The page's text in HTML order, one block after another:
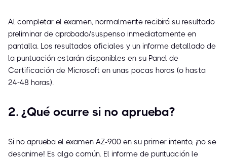
Al completar el examen, normalmente recibirá su resultado
preliminar de aprobado/suspenso inmediatamente en
pantalla. Los resultados oficiales y un informe detallado de
la puntuación estarán disponibles en su Panel de
Certificación de Microsoft en unas pocas horas (o hasta
24-48 horas).
2. ¿Qué ocurre si no aprueba?
Si no aprueba el examen AZ-900 en su primer intento, ¡no se
desanime! Es algo común. El informe de puntuación le